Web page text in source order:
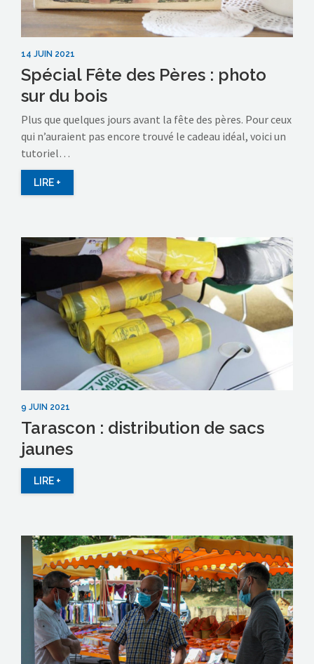
14 JUIN 2021
Spécial Fête des Pères : photo
sur du bois
Plus que quelques jours avant la fête des pères. Pour ceux
qui n’auraient pas encore trouvé le cadeau idéal, voici un
tutoriel…
LIRE +
9 JUIN 2021
Tarascon : distribution de sacs
jaunes
LIRE +